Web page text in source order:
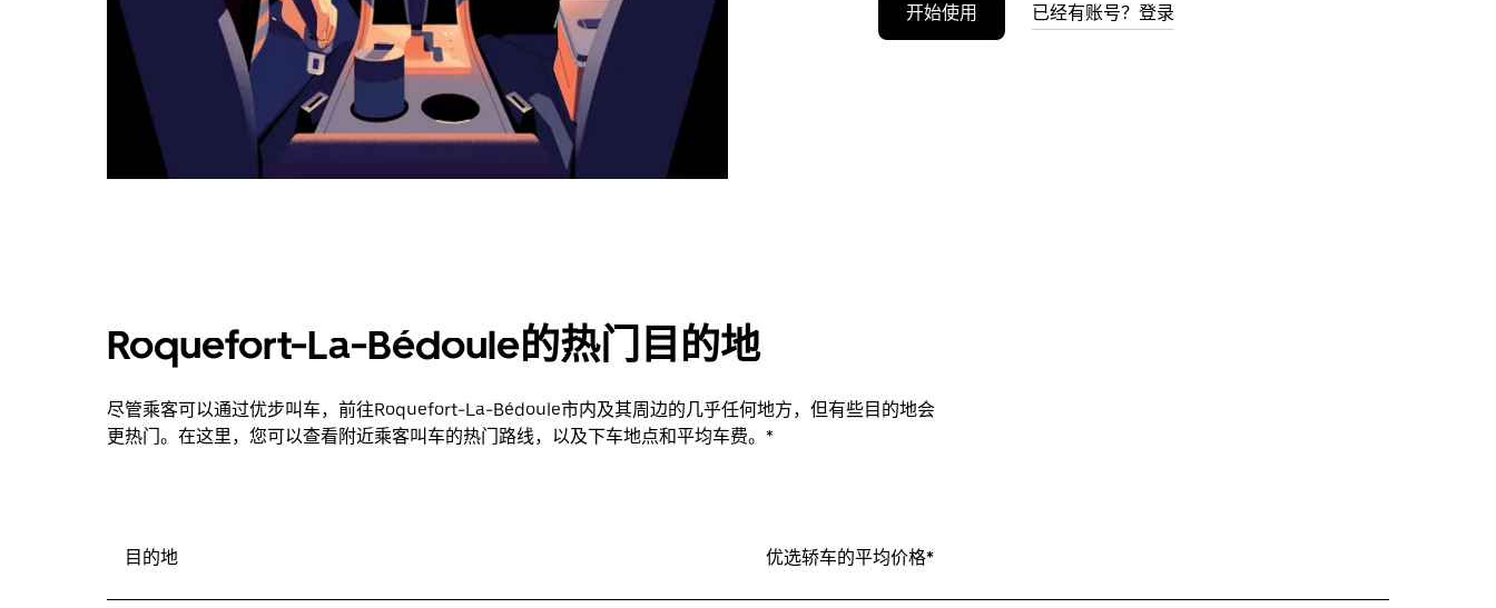
日
历。
开始使用 已经有账号？登录
Roquefort-La-Bédoule的热门目的地
尽管乘客可以通过优步叫车，前往Roquefort-La-Bédoule市内及其周边的几乎任何地方，但有些目的地会
更热门。在这里，您可以查看附近乘客叫车的热门路线，以及下车地点和平均车费。*
目的地 优选轿车的平均价格*